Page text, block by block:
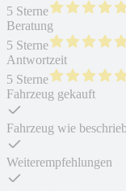
5 Sterne
Beratung
5 Sterne
Antwortzeit
5 Sterne
Fahrzeug gekauft
Fahrzeug wie
Weiterempfehlungen